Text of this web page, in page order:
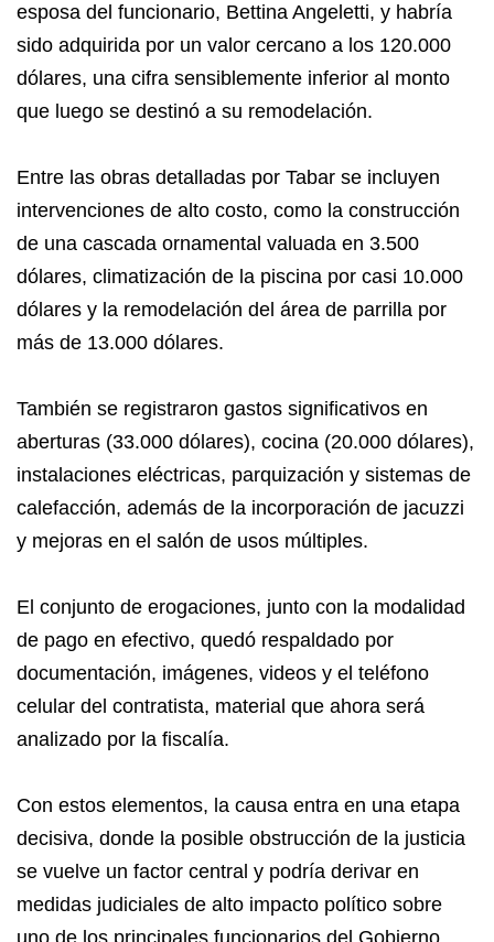
esposa del funcionario, Bettina Angeletti, y habría
sido adquirida por un valor cercano a los 120.000
dólares, una cifra sensiblemente inferior al monto
que luego se destinó a su remodelación.
Entre las obras detalladas por Tabar se incluyen
intervenciones de alto costo, como la construcción
de una cascada ornamental valuada en 3.500
dólares, climatización de la piscina por casi 10.000
dólares y la remodelación del área de parrilla por
más de 13.000 dólares.
También se registraron gastos significativos en
aberturas (33.000 dólares), cocina (20.000 dólares),
instalaciones eléctricas, parquización y sistemas de
calefacción, además de la incorporación de jacuzzi
y mejoras en el salón de usos múltiples.
El conjunto de erogaciones, junto con la modalidad
de pago en efectivo, quedó respaldado por
documentación, imágenes, videos y el teléfono
celular del contratista, material que ahora será
analizado por la fiscalía.
Con estos elementos, la causa entra en una etapa
decisiva, donde la posible obstrucción de la justicia
se vuelve un factor central y podría derivar en
medidas judiciales de alto impacto político sobre
uno de los principales funcionarios del Gobierno.